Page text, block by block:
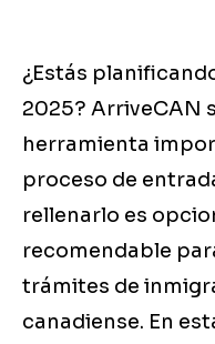
¿Estás
2025? ArriveCAN
herramienta
proceso de
rellenarlo es
recomendable
trámites de
canadiense. En